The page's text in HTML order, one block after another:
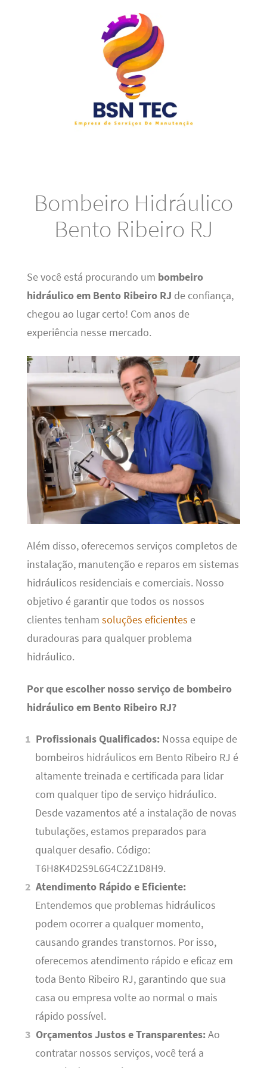
Bombeiro Hidráulico
Bento Ribeiro RJ
Se você está procurando um bombeiro
hidráulico em Bento Ribeiro RJ de confiança,
chegou ao lugar certo! Com anos de
experiência nesse mercado.
Além disso, oferecemos serviços completos de
instalação, manutenção e reparos em sistemas
hidráulicos residenciais e comerciais. Nosso
objetivo é garantir que todos os nossos
clientes tenham soluções eficientes e
duradouras para qualquer problema
hidráulico.
Por que escolher nosso serviço de bombeiro
hidráulico em Bento Ribeiro RJ?
Profissionais Qualificados: Nossa equipe de
bombeiros hidráulicos em Bento Ribeiro RJ é
altamente treinada e certificada para lidar
com qualquer tipo de serviço hidráulico.
Desde vazamentos até a instalação de novas
tubulações, estamos preparados para
qualquer desafio. Código:
T6H8K4D2S9L6G4C2Z1D8H9.
Atendimento Rápido e Eficiente:
Entendemos que problemas hidráulicos
podem ocorrer a qualquer momento,
causando grandes transtornos. Por isso,
oferecemos atendimento rápido e eficaz em
toda Bento Ribeiro RJ, garantindo que sua
casa ou empresa volte ao normal o mais
rápido possível.
Orçamentos Justos e Transparentes:Ao
contratar nossos serviços, você terá a